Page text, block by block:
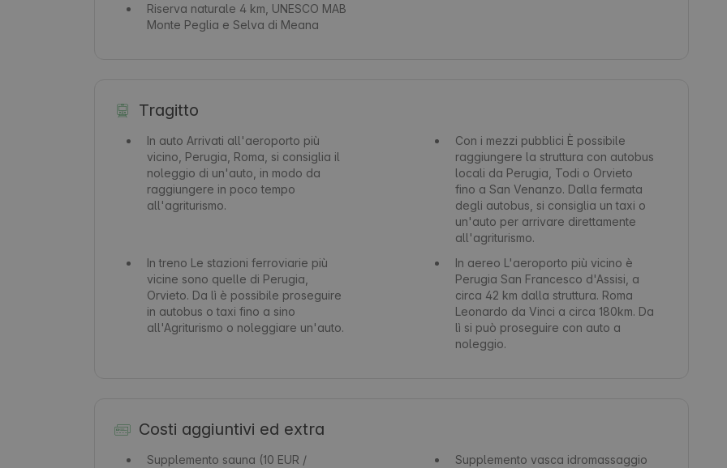
Riserva naturale 4 km, UNESCO MAB
Monte Peglia e Selva di Meana
Tragitto
In auto Arrivati all'aeroporto più
vicino, Perugia, Roma, si consiglia il
noleggio di un'auto, in modo da
raggiungere in poco tempo
all'agriturismo.
Con i mezzi pubblici È possibile
raggiungere la struttura con autobus
locali da Perugia, Todi o Orvieto
fino a San Venanzo. Dalla fermata
degli autobus, si consiglia un taxi o
un'auto per arrivare direttamente
all'agriturismo.
In treno Le stazioni ferroviarie più
vicine sono quelle di Perugia,
Orvieto. Da lì è possibile proseguire
in autobus o taxi fino a sino
all'Agriturismo o noleggiare un'auto.
In aereo L'aeroporto più vicino è
Perugia San Francesco d'Assisi, a
circa 42 km dalla struttura. Roma
Leonardo da Vinci a circa 180km. Da
lì si può proseguire con auto a
noleggio.
Costi aggiuntivi ed extra
Supplemento sauna (10 EUR / Supplemento vasca idromassaggio